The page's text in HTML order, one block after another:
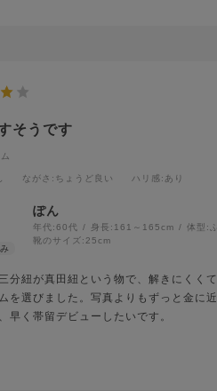
そうです
ながさ :ちょうど良い ハリ感:あり
ぽん
年代:60代 身長: 161～165cm 体型:
靴のサイズ:25cm
分紐が真田紐という物で、解きにくく
を選びました。写真よりもずっと金に
早く帯留デビューしたいです。